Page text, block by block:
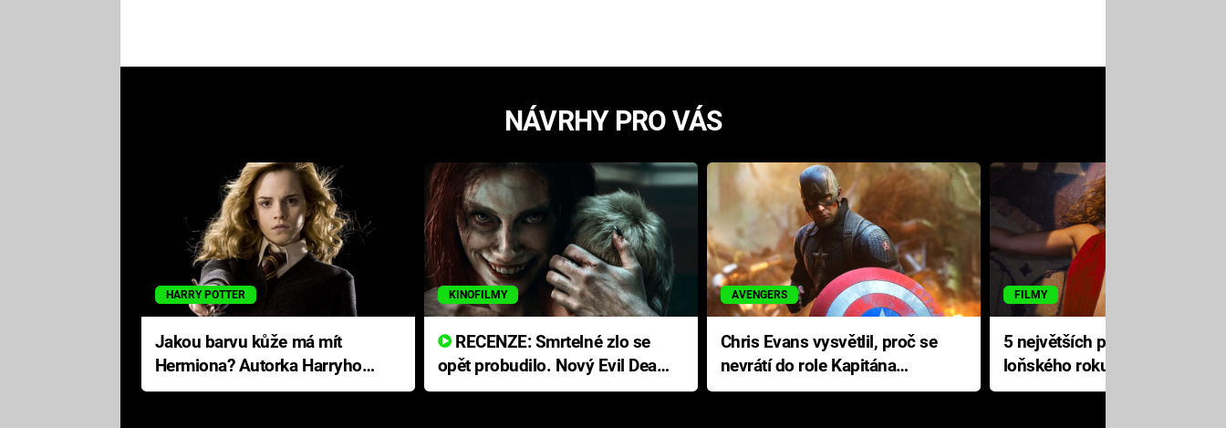
NÁVRHY PRO VÁS
HARRY POTTER
Jakou barvu kůže má mít
Hermiona? Autorka Harryho
Pottera přišla s ráznou
KINOFILMY
RECENZE: Smrtelné zlo se
opět probudilo. Nový Evil Dead
přichází s neodolatelnou
AVENGERS
Chris Evans vysvětlil, proč se
nevrátí do role Kapitána
Ameriky
FILMY
5 největších propadáků
loňského roku: Disney na
jediné katastrofě prodělal 200